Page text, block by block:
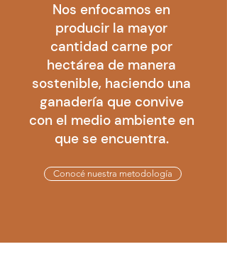
Nos enfocamos en
producir la mayor
cantidad carne por
hectárea de manera
sostenible, haciendo una
ganadería que convive
con el medio ambiente en
que se encuentra.
Conocé nuestra metodología